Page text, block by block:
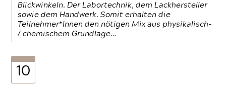
Blickwinkeln. Der Labortechnik, dem Lackhersteller
sowie dem Handwerk. Somit erhalten die
Teilnehmer*Innen den nötigen Mix aus physikalisch-
/ chemischem Grundlage…
10